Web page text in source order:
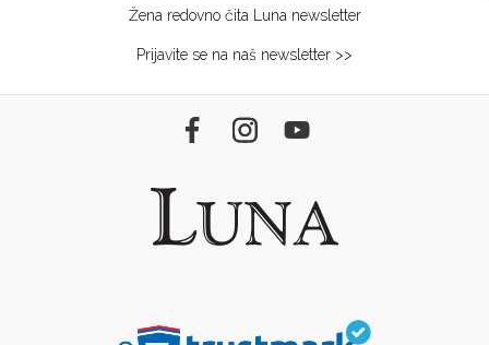
Žena redovno čita Luna newsletter
Prijavite se na naš newsletter >>